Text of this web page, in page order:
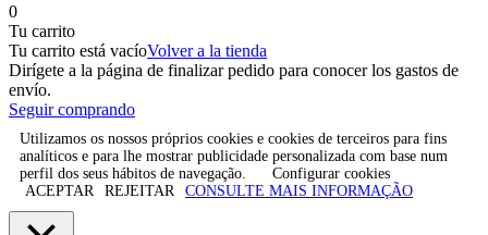
0
Tu carrito
Tu carrito está vacíoVolver a la tienda
Dirígete a la página de finalizar pedido para conocer los gastos de
envío.
Seguir comprando
Utilizamos os nossos próprios cookies e cookies de terceiros para fins
analíticos e para lhe mostrar publicidade personalizada com base num
perfil dos seus hábitos de navegação.
Configurar cookies
ACEPTAR
REJEITAR CONSULTE MAIS INFORMAÇÃO